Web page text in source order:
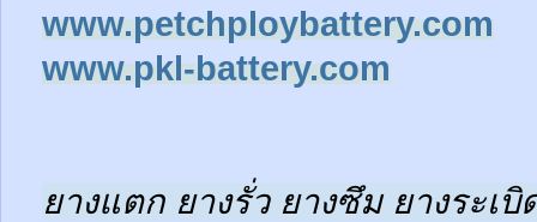
www.petchploybattery.com
www.pkl-battery.com
ยางแตก ยางรั่ว ยางซึม ยางระเบิ